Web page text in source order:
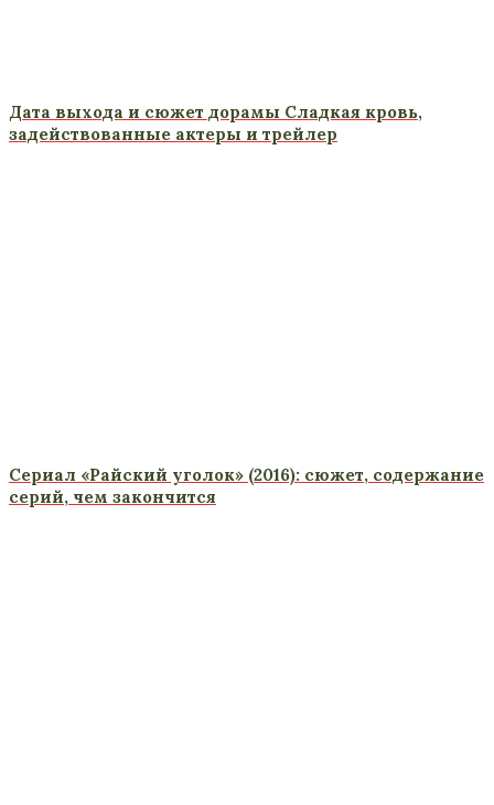
Дата выхода и сюжет дорамы Сладкая кровь,
задействованные актеры и трейлер
Сериал «Райский уголок» (2016): сюжет, содержание
серий, чем закончится